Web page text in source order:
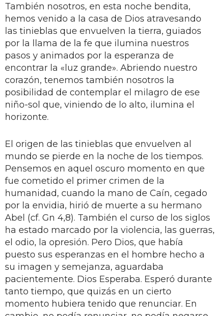
También nosotros, en esta noche bendita,
hemos venido a la casa de Dios atravesando
las tinieblas que envuelven la tierra, guiados
por la llama de la fe que ilumina nuestros
pasos y animados por la esperanza de
encontrar la «luz grande». Abriendo nuestro
corazón, tenemos también nosotros la
posibilidad de contemplar el milagro de ese
niño-sol que, viniendo de lo alto, ilumina el
horizonte.
El origen de las tinieblas que envuelven al
mundo se pierde en la noche de los tiempos.
Pensemos en aquel oscuro momento en que
fue cometido el primer crimen de la
humanidad, cuando la mano de Caín, cegado
por la envidia, hirió de muerte a su hermano
Abel (cf. Gn 4,8). También el curso de los siglos
ha estado marcado por la violencia, las guerras,
el odio, la opresión. Pero Dios, que había
puesto sus esperanzas en el hombre hecho a
su imagen y semejanza, aguardaba
pacientemente. Dios Esperaba. Esperó durante
tanto tiempo, que quizás en un cierto
momento hubiera tenido que renunciar. En